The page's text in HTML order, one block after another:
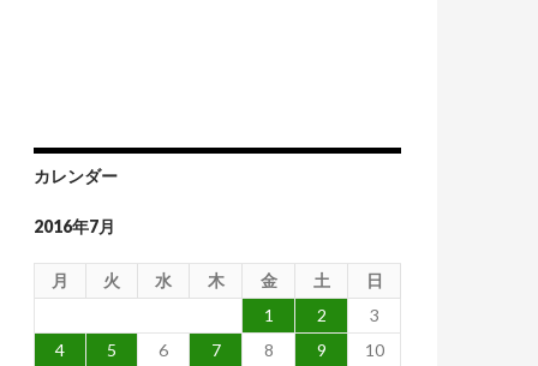
カレンダー
2016年7月
月 火 水 木 金 土
日
1
2
3
4
5 6 7 8 9
10